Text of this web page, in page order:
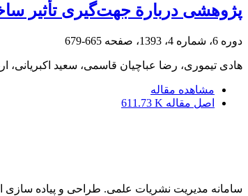
پژوهشی دربارة جهت‌گیری تأثیر
دوره 6، شماره 4، 1393، صفحه 665-679
هادی تیموری، رضا عباچیان قاسمی، سعید اکبریانی،
مشاهده مقاله
اصل مقاله 611.73 K
سامانه مدیریت نشریات علمی. طراحی و پیاده سازی